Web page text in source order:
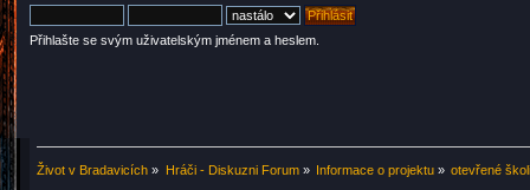
Přihlašte se svým uživatelským jménem a heslem.
Život v Bradavicích » Hráči - Diskuzni Forum» Informace o projektu» otevřené